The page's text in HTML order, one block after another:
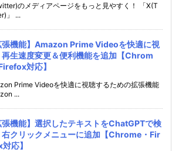
のメディアページをもっと見やすく！ 「X(T
」 ...
張機能】Amazon Prime Videoを快適に視
再生速度変更＆便利機能を追加【Chrom
対応】
Prime Videoを快適に視聴するための拡張機能
...
張機能】選択したテキストをChatGPTで検
右クリックメニューに追加【Chrome・Fir
応】